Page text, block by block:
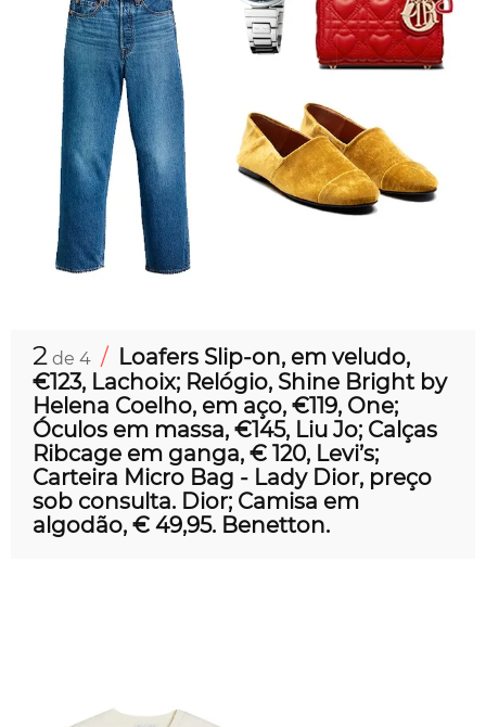
2 de 4 / Loafers Slip-on, em veludo,
€123, Lachoix; Relógio, Shine Bright by
Helena Coelho, em aço, €119, One;
Óculos em massa, €145, Liu Jo; Calças
Ribcage em ganga, € 120, Levi’s;
Carteira Micro Bag - Lady Dior, preço
sob consulta. Dior; Camisa em
algodão, € 49,95. Benetton.